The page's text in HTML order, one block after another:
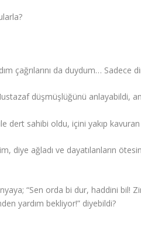
çağrılarını da duydum… Sadece
düşmüşlüğünü anlayabildi,
dert sahibi oldu, içini yakıp
diye ağladı ve dayatılanların
“Sen orda bi dur, haddini bil!
yardım bekliyor!” diyebildi?